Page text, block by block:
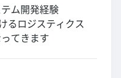
ム開発経験
るロジスティクス
てきます